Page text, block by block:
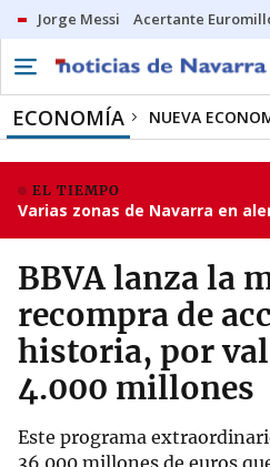
Jorge Messi Acertante
ECONOMÍA NUEVA
EL TIEMPO
Varias zonas de Navarra en
BBVA lanza la
recompra de
historia, por
4.000 millones
Este programa
36.000 millones de euros